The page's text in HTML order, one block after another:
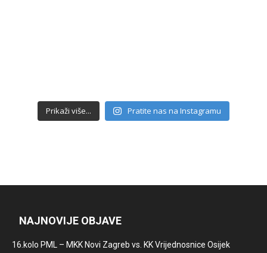
Prikaži više... Pratite nas na Instagramu
NAJNOVIJE OBJAVE
16.kolo PML – MKK Novi Zagreb vs. KK Vrijednosnice Osijek